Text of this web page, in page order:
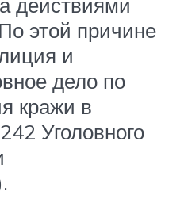
этой причине
и
дело по
кражи в
Уголовного